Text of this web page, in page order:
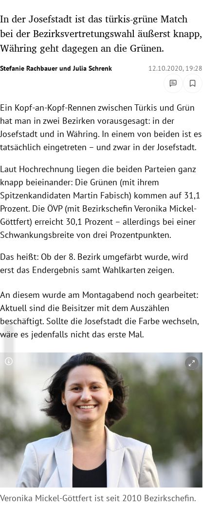
Untermenü
Untermenü
Untermenü
Untermenü
In der Josefstadt ist das türkis-grüne Match
bei der Bezirksvertretungswahl äußerst knapp,
Währing geht dagegen an die Grünen.
Stefanie Rachbauer undJulia Schrenk 12.10.2020, 19:28
Ein Kopf-an-Kopf-Rennen zwischen Türkis und Grün
hat man in zwei Bezirken vorausgesagt: in der
Josefstadt und in Währing. In einem von beiden ist es
tatsächlich eingetreten – und zwar in der Josefstadt.
Laut Hochrechnung liegen die beiden Parteien ganz
knapp beieinander: Die Grünen (mit ihrem
Spitzenkandidaten Martin Fabisch) kommen auf 31,1
Prozent. Die ÖVP (mit Bezirkschefin Veronika Mickel-
Göttfert) erreicht 30,1 Prozent – allerdings bei einer
Schwankungsbreite von drei Prozentpunkten.
Das heißt: Ob der 8. Bezirk umgefärbt wurde, wird
erst das Endergebnis samt Wahlkarten zeigen.
An diesem wurde am Montagabend noch gearbeitet:
Aktuell sind die Beisitzer mit dem Auszählen
beschäftigt. Sollte die Josefstadt die Farbe wechseln,
wäre es jedenfalls nicht das erste Mal.
Copyright-Hinweis öffnen/schließen
Veronika Mickel-Göttfert ist seit 2010 Bezirkschefin.